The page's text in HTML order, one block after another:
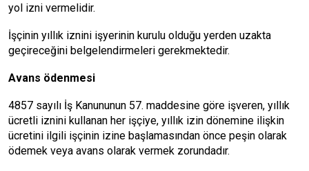
yol izni vermelidir.
İşçinin yıllık iznini işyerinin kurulu olduğu yerden uzakta
geçireceğini belgelendirmeleri gerekmektedir.
Avans ödenmesi
4857 sayılı İş Kanununun 57. maddesine göre işveren, yıllık
ücretli iznini kullanan her işçiye, yıllık izin dönemine ilişkin
ücretini ilgili işçinin izine başlamasından önce peşin olarak
ödemek veya avans olarak vermek zorundadır.